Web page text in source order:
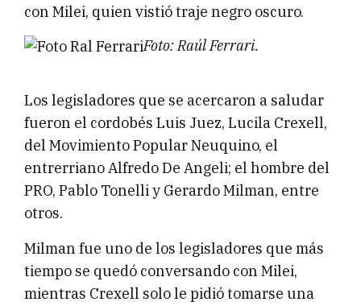
con Milei, quien vistió traje negro oscuro.
Foto: Raúl Ferrari.
Los legisladores que se acercaron a saludar
fueron el cordobés Luis Juez, Lucila Crexell,
del Movimiento Popular Neuquino, el
entrerriano Alfredo De Angeli; el hombre del
PRO, Pablo Tonelli y Gerardo Milman, entre
otros.
Milman fue uno de los legisladores que más
tiempo se quedó conversando con Milei,
mientras Crexell solo le pidió tomarse una